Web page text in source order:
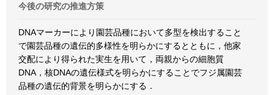
今後の研究の推進方策
DNAマーカーにより園芸品種において多型を検出すること
で園芸品種の遺伝的多様性を明らかにするとともに，他家
交配により得られた実生を用いて，両親からの細胞質
DNA，核DNAの遺伝様式を明らかにすることでフジ属園芸
品種の遺伝的背景を明らかにする．